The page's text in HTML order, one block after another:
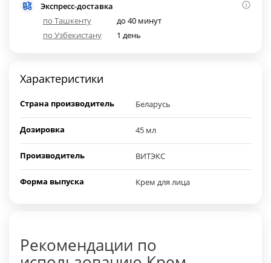
Экспресс-доставка
по Ташкенту
до 40 минут
по Узбекистану
1 день
Характеристики
Страна производитель Беларусь
Дозировка 45 мл
Производитель ВИТЭКС
Форма выпуска Крем для лица
Рекомендации по